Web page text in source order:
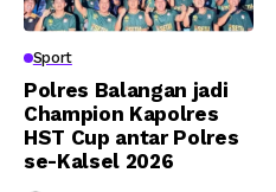
Sport
Polres Balangan jadi
Champion Kapolres
HST Cup antar Polres
se-Kalsel 2026